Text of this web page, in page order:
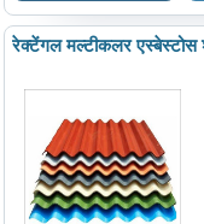
रेक्टेंगल मल्टीकलर एस्बेस्टोस